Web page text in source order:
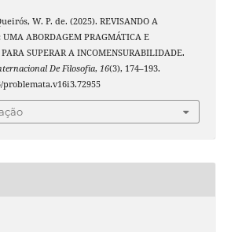
W. P. de. (2025). REVISANDO A
ABORDAGEM PRAGMÁTICA E
SUPERAR A INCOMENSURABILIDADE.
De Filosofia, 16(3), 174–193.